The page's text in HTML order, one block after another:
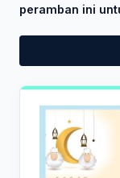
peramban ini